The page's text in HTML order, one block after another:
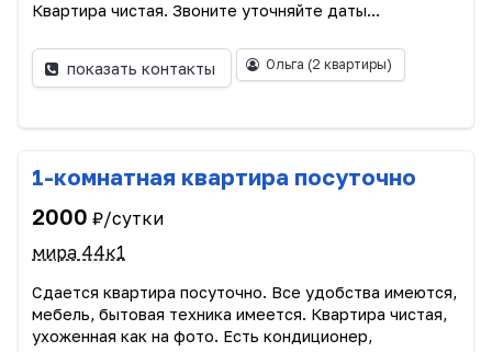
Квартира чистая. Звоните уточняйте даты...
показать контакты Ольга (2 квартиры)
1-комнатная квартира посуточно
2000 ₽/сутки
мира 44к1
Сдается квартира посуточно. Все удобства имеются,
мебель, бытовая техника имеется. Квартира чистая,
ухоженная как на фото. Есть кондиционер,